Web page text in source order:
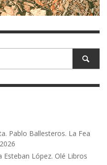
Pablo Ballesteros. La Fea
Esteban López. Olé Libros